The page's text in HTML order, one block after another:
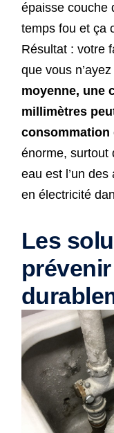
épaisse couche
temps fou et ça
Résultat : votre
que vous
moyenne, une
millimètres
consommation
énorme, surtout
eau est l’un
en électricité
Les